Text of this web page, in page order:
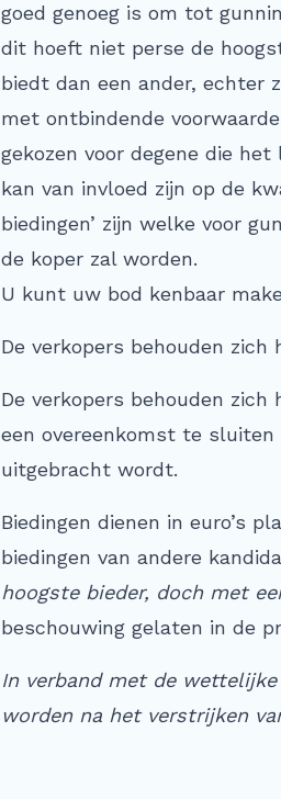
goed genoeg is om tot
dit hoeft niet perse de
biedt dan een ander, echter
met ontbindende
gekozen voor degene die
kan van invloed zijn op de
biedingen’ zijn welke voor
de koper zal worden.
U kunt uw bod kenbaar
De verkopers behouden zich
De verkopers behouden
een overeenkomst te sluiten
uitgebracht wordt.
Biedingen dienen in euro’s
biedingen van andere
hoogste bieder, doch met
beschouwing gelaten in de
In verband met de
worden na het verstrijken